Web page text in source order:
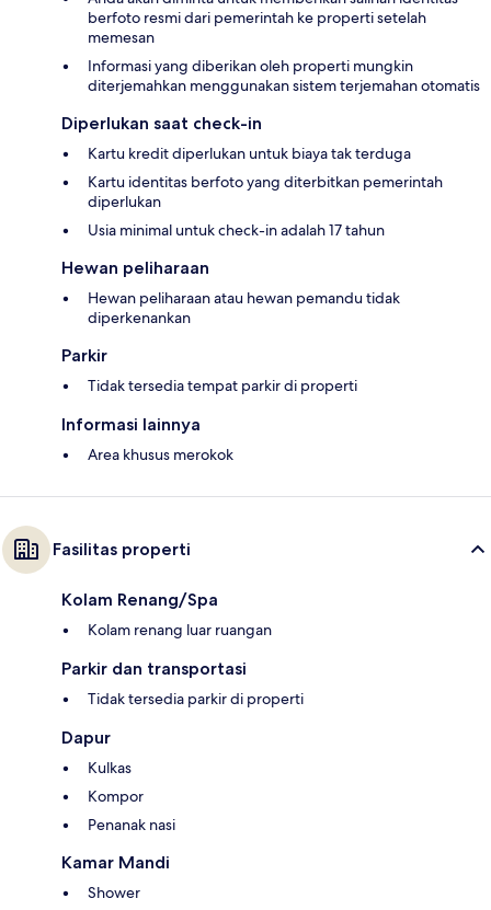
berfoto resmi dari pemerintah ke properti setelah
memesan
Informasi yang diberikan oleh properti mungkin
diterjemahkan menggunakan sistem terjemahan otomatis
Diperlukan saat check-in
Kartu kredit diperlukan untuk biaya tak terduga
Kartu identitas berfoto yang diterbitkan pemerintah
diperlukan
Usia minimal untuk check-in adalah 17 tahun
Hewan peliharaan
Hewan peliharaan atau hewan pemandu tidak
diperkenankan
Parkir
Tidak tersedia tempat parkir di properti
Informasi lainnya
Area khusus merokok
Fasilitas properti
Kolam Renang/Spa
Kolam renang luar ruangan
Parkir dan transportasi
Tidak tersedia parkir di properti
Dapur
Kulkas
Kompor
Penanak nasi
Kamar Mandi
Shower